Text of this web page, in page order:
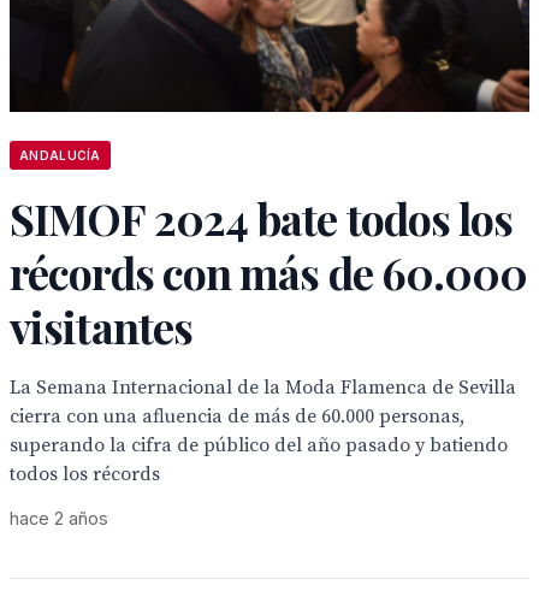
ANDALUCÍA
SIMOF 2024 bate todos los
récords con más de 60.000
visitantes
La Semana Internacional de la Moda Flamenca de Sevilla
cierra con una afluencia de más de 60.000 personas,
superando la cifra de público del año pasado y batiendo
todos los récords
hace 2 años